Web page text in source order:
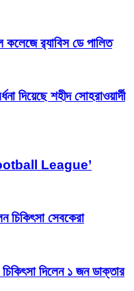
কলেজে র‍্যাবিস ডে পালিত
দিয়েছে শহীদ সোহরাওয়ার্দী
League’
চিকিৎসা সেবকেরা
দিলেন ১ জন ডাক্তার